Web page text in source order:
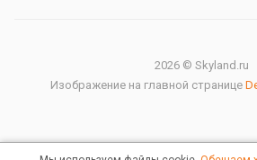
2026 © Skyland.ru
Изображение на главной странице